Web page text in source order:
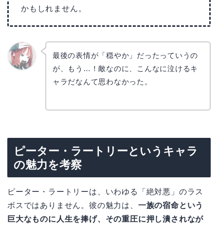
かもしれません。
最後の表情が「穏やか」だったっていうの
が、もう…！敵なのに、こんなに泣けるキ
ャラだなんて思わなかった。
ピーター・ラートリーというキャラ
の魅力を考察
ピーター・ラートリーは、いわゆる「絶対悪」のラス
ボスではありません。彼の魅力は、 一族の宿命という
巨大なものに人生を捧げ、その重圧に押し潰されなが